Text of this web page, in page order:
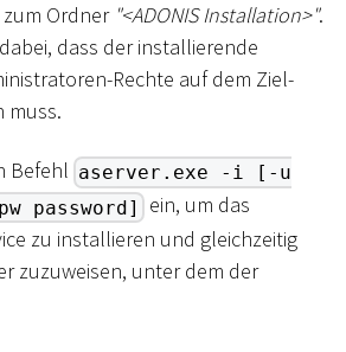
zum Ordner "<ADONIS Installation>".
dass der installierende
Rechte auf dem Ziel-
muss.
Befehl aserver.exe -i [-u
password] ein, um das
zu installieren und gleichzeitig
zuzuweisen, unter dem der